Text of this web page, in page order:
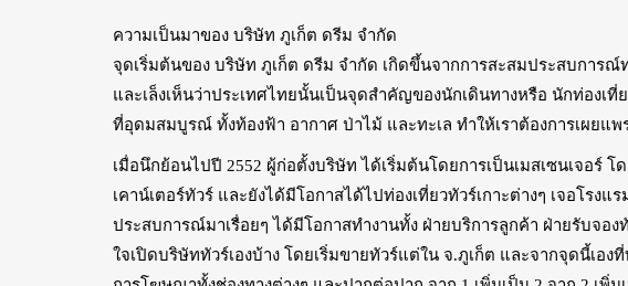
ความเป็นมาของ บริษัท ภูเก็ต ดรีม จำกัด
จุดเริ่มต้นของ บริษัท ภูเก็ต ดรีม จำกัด เกิดขึ้นจากการสะสมประสบการณ์
และเล็งเห็นว่าประเทศไทยนั้นเป็นจุดสำคัญของนักเดินทางหรือ นักท่อง
ที่อุดมสมบูรณ์ ทั้งท้องฟ้า อากาศ ป่าไม้ และทะเล ทำให้เราต้องการเผย
เมื่อนึกย้อนไปปี 2552 ผู้ก่อตั้งบริษัท ได้เริ่มต้นโดยการเป็นเมสเซนเจอร์
เคาน์เตอร์ทัวร์ และยังได้มีโอกาสได้ไปท่องเที่ยวทัวร์เกาะต่างๆ เจอโร
ประสบการณ์มาเรื่อยๆ ได้มีโอกาสทำงานทั้ง ฝ่ายบริการลูกค้า ฝ่ายรับจอ
ใจเปิดบริษัททัวร์เองบ้าง โดยเริ่มขายทัวร์แต่ใน จ.ภูเก็ต และจากจุดนี้เอ